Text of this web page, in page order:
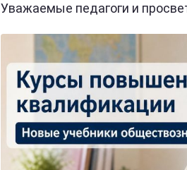
Уважаемые педагоги и